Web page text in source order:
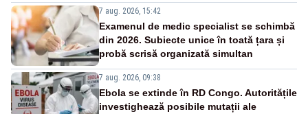
7 aug. 2026, 15:42
Examenul de medic specialist se schimbă
din 2026. Subiecte unice în toată țara și
probă scrisă organizată simultan
7 aug. 2026, 09:38
Ebola se extinde în RD Congo. Autoritățile
investighează posibile mutații ale